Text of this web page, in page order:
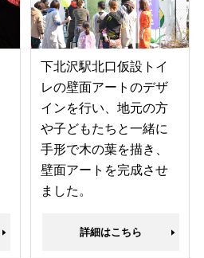
下北沢駅北口仮設トイ
レの壁面アートのデザ
インを行い、地元の方
や子どもたちと一緒に
手形で木の葉を描き、
壁面アートを完成させ
ました。
詳細はこちら